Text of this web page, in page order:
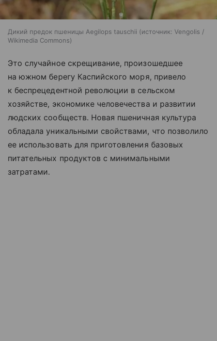
Дикий предок пшеницы Aegilops tauschii источник: Vengolis /
Wikimedia Commons
Это случайное скрещивание, произошедшее
на южном берегу Каспийского моря, привело
к беспрецедентной революции в сельском
хозяйстве, экономике человечества и развитии
людских сообществ. Новая пшеничная культура
обладала уникальными свойствами, что позволило
ее использовать для приготовления базовых
питательных продуктов с минимальными
затратами.